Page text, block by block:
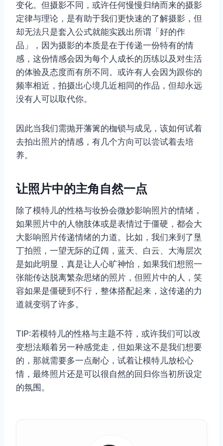
变化。但摄影不同，或许任何慢慢归纳而来的摄影
定律与理论，是有助于我们更快速的了解摄影，但
却无法只是套入公式就能实践出所谓「好的作
品」，因为摄影的本质是在于传递一份特有的情
感，这份情感会因为每个人成长的历练以及对生活
的体验及态度而有所不同。或许有人会因为跟你的
频率相近，拍摄出心境几近相同的作品，但却永远
没有人可以取代你。
因此当我们需抛开藩篱的枷锁与成见，该如何试着
去拍出照片的情感，有几个方向可以尝试着去培
养。
让照片中的主角自然一点
除了模特儿的性格与妆扮会微妙影响照片的情绪，
如果照片中的人物肢体或是表情过于僵硬，都会大
大影响照片传递情绪的力道。比如，我们来到了垦
丁拍照，一望无际的辽阔，蓝天、白云、大海层次
是如此明显，真是让人心旷神怡，如果我们想照一
张能传达脱离繁杂思绪的照片，但照片中的人，笑
容如果是僵硬到不行，整体搭配起来，这传递的力
道就变弱了许多。
TIP:若模特儿的性格与主题不符，或许我们可以改
变想法顺着另一种感觉走，但如果这不是我们想要
的，那就需要多一点耐心，试着让模特儿放松心
情，最终照片还是可以很自然的回归你当初所设定
的氛围。